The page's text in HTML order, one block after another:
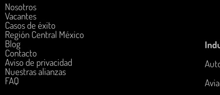
Nosotros
Vacantes
Casos de éxito
Región Central México
Blog
Contacto
Aviso de privacidad
Nuestras alianzas
FAQ